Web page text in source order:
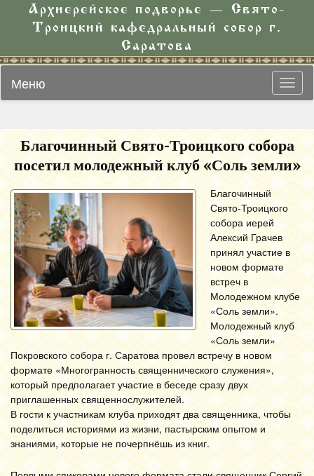
Архиерейское подворье — Свято-
Троицкий кафедральный собор г.
Саратова
Меню
Благочинный Свято-Троицкого собора
посетил молодежный клуб «Соль земли»
Благочинный
Свято-Троицкого
собора иерей
Алексий Грачев
принял участие в
новом формате
встреч в
Молодежном клубе
«Соль земли».
Молодежный клуб
«Соль земли»
Покровского собора г. Саратова провел встречу в новом
формате «Многогранность священнического служения»,
который предполагает участие в беседе сразу двух
приглашенных священнослужителей.
В гости к участникам клуба приходят два священника, чтобы
поделиться историями из жизни, пастырским опытом и
знаниями, которые не почерпнёшь из книг.